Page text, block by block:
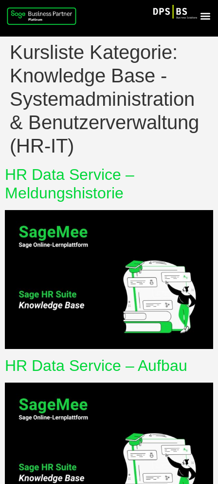
Kursliste Kategorie:
Knowledge Base -
Systemadministration
& Benutzerverwaltung
(HR-IT)
HR Data Service –
Meldungshistorie
HR Data Service – Aufbau